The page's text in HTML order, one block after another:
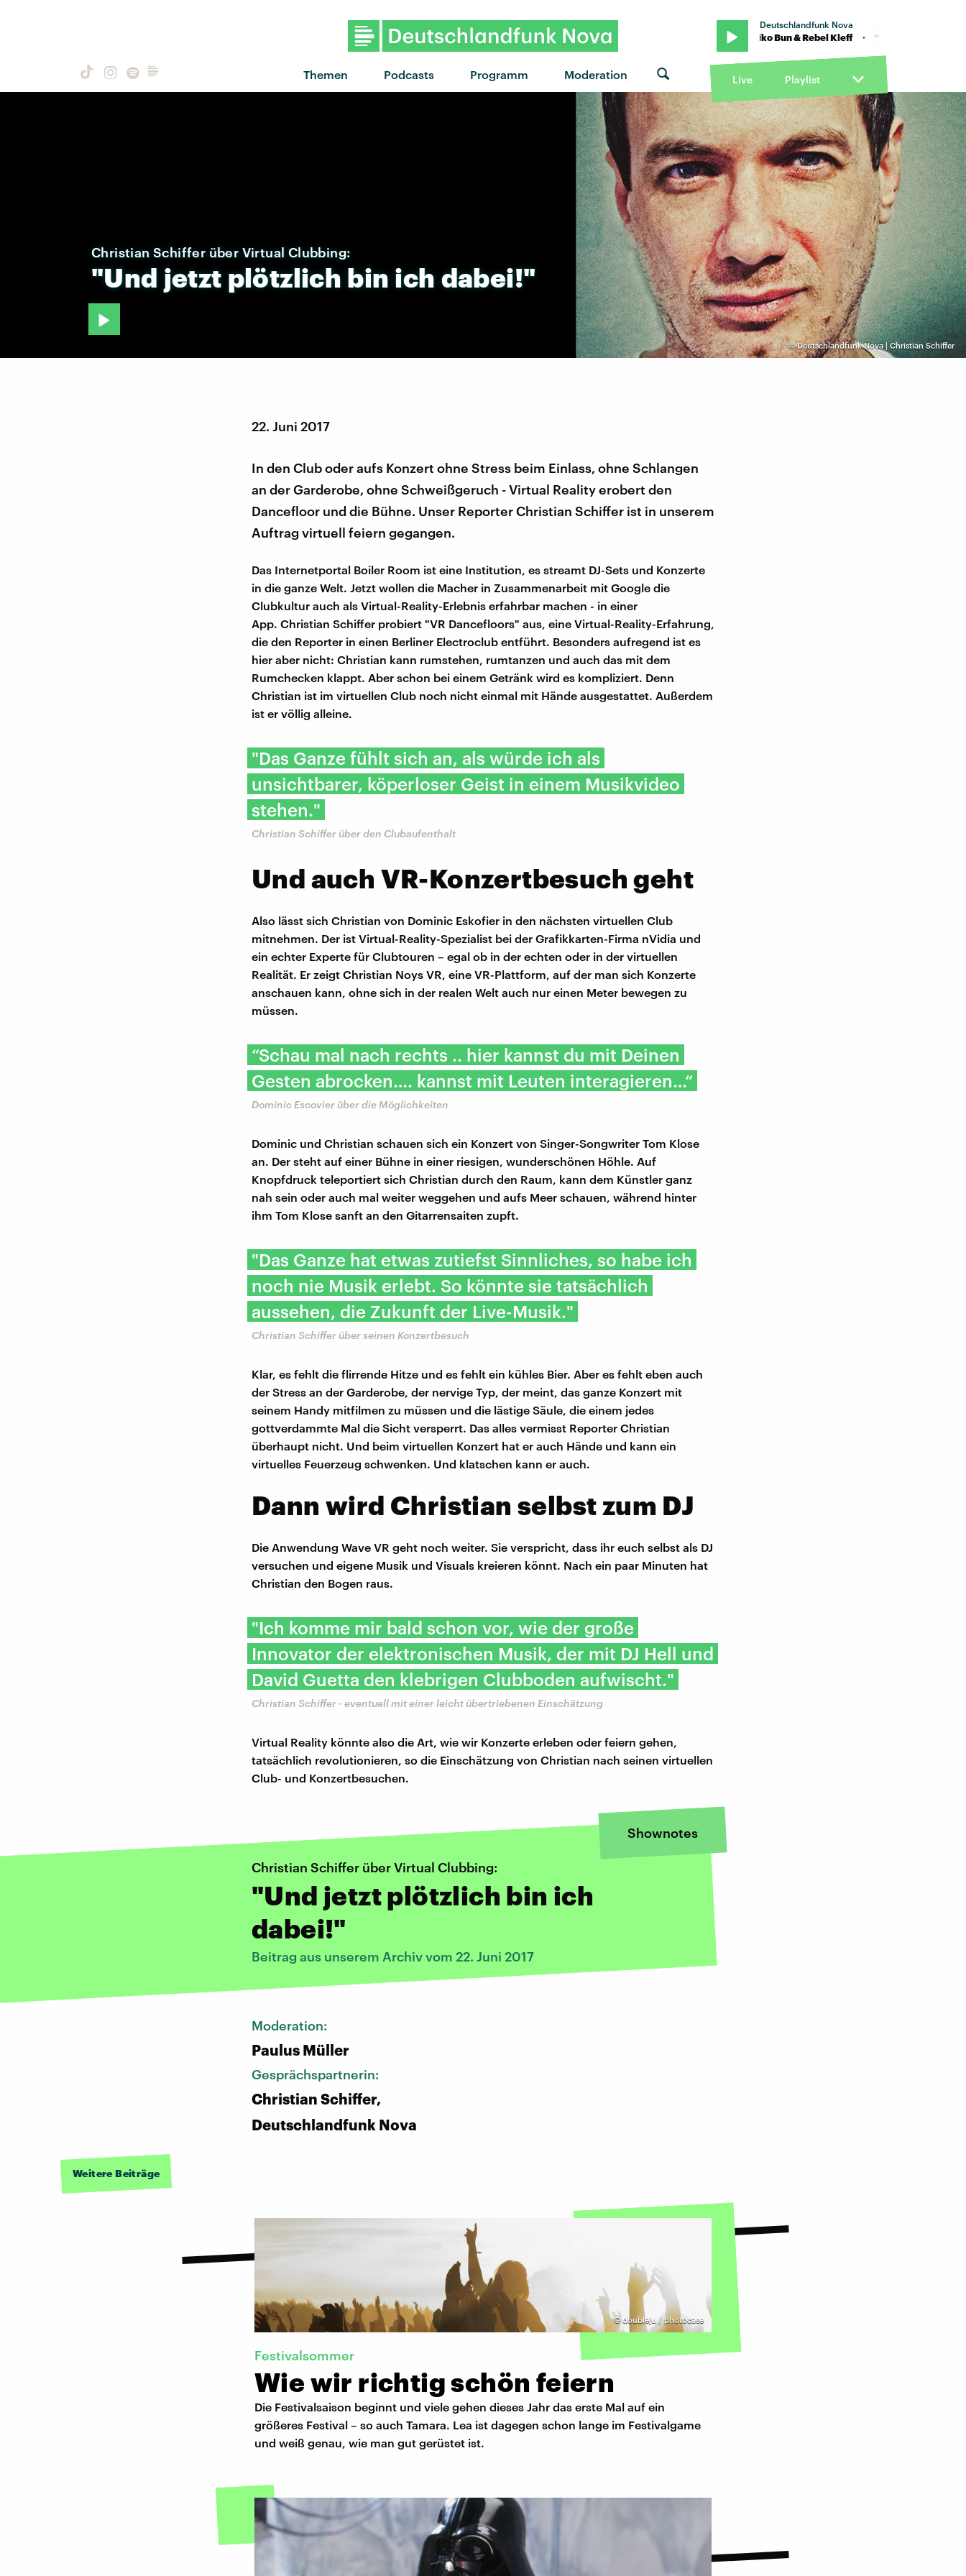
Themen Podcasts Programm Moderation
Deutschlandfunk Nova
"You don't know" von Loyle Carner feat. Kiko Bun & Rebel Kleff · "You don't know" von Loyle
Live Playlist
©Deutschlandfunk Nova | Christian Schiffer
Christian Schiffer über Virtual Clubbing:
"Und jetztplötzlich bin ich dabei!"
22. Juni 2017
In den Club oder aufs Konzert ohne Stress beim Einlass, ohne Schlangen
an der Garderobe, ohne Schweißgeruch - Virtual Reality erobert den
Dancefloor und die Bühne. Unser Reporter Christian Schiffer ist in unserem
Auftrag virtuell feiern gegangen.
Das Internetportal Boiler Room ist eine Institution, es streamt DJ-Sets und Konzerte
in die ganze Welt. Jetzt wollen die Macher in Zusammenarbeit mit Google die
Clubkultur auch als Virtual-Reality-Erlebnis erfahrbar machen - in einer
App. Christian Schiffer probiert "VR Dancefloors" aus, eine Virtual-Reality-Erfahrung,
die den Reporter in einen Berliner Electroclub entführt. Besonders aufregend ist es
hier aber nicht: Christian kann rumstehen, rumtanzen und auch das mit dem
Rumchecken klappt. Aber schon bei einem Getränk wird es kompliziert. Denn
Christian ist im virtuellen Club noch nicht einmal mit Hände ausgestattet. Außerdem
ist er völlig alleine.
"Das Ganze fühlt sich an, als würde ich als
unsichtbarer, köperloser Geist in einem Musikvideo
stehen."
Christian Schiffer über den Clubaufenthalt
Und auch VR-Konzertbesuch geht
Also lässt sich Christian von Dominic Eskofier in den nächsten virtuellen Club
mitnehmen. Der ist Virtual-Reality-Spezialist bei der Grafikkarten-Firma nVidia und
ein echter Experte für Clubtouren – egal ob in der echten oder in der virtuellen
Realität. Er zeigt Christian Noys VR, eine VR-Plattform, auf der man sich Konzerte
anschauen kann, ohne sich in der realen Welt auch nur einen Meter bewegen zu
müssen.
“Schau mal nach rechts .. hier kannst du mit Deinen
Gesten abrocken…. kannst mit Leuten interagieren…“
Dominic Escovier über die Möglichkeiten
Dominic und Christian schauen sich ein Konzert von Singer-Songwriter Tom Klose
an. Der steht auf einer Bühne in einer riesigen, wunderschönen Höhle. Auf
Knopfdruck teleportiert sich Christian durch den Raum, kann dem Künstler ganz
nah sein oder auch mal weiter weggehen und aufs Meer schauen, während hinter
ihm Tom Klose sanft an den Gitarrensaiten zupft.
"Das Ganze hat etwas zutiefst Sinnliches, so habe ich
noch nie Musik erlebt. So könnte sie tatsächlich
aussehen, die Zukunft der Live-Musik."
Christian Schiffer über seinen Konzertbesuch
Klar, es fehlt die flirrende Hitze und es fehlt ein kühles Bier. Aber es fehlt eben auch
der Stress an der Garderobe, der nervige Typ, der meint, das ganze Konzert mit
seinem Handy mitfilmen zu müssen und die lästige Säule, die einem jedes
gottverdammte Mal die Sicht versperrt. Das alles vermisst Reporter Christian
überhaupt nicht. Und beim virtuellen Konzert hat er auch Hände und kann ein
virtuelles Feuerzeug schwenken. Und klatschen kann er auch.
Dann wird Christian selbst zum DJ
Die Anwendung Wave VR geht noch weiter. Sie verspricht, dass ihr euch selbst als DJ
versuchen und eigene Musik und Visuals kreieren könnt. Nach ein paar Minuten hat
Christian den Bogen raus.
"Ich komme mir bald schon vor, wie der große
Innovator der elektronischen Musik, der mit DJ Hell und
David Guetta den klebrigen Clubboden aufwischt."
Christian Schiffer - eventuell mit einer leicht übertriebenen Einschätzung
Virtual Reality könnte also die Art, wie wir Konzerte erleben oder feiern gehen,
tatsächlich revolutionieren, so die Einschätzung von Christian nach seinen virtuellen
Club- und Konzertbesuchen.
Shownotes
Christian Schiffer über Virtual Clubbing:
"Und jetzt plötzlich bin ich
dabei!"
Beitrag aus unserem Archiv vom 22. Juni 2017
Moderation:
Paulus Müller
Gesprächspartnerin:
Christian Schiffer,
Deutschlandfunk Nova
Weitere Beiträge
© doubleju / photocase
Festivalsommer
Wie wir richtig schön feiern
Die Festivalsaison beginnt und viele gehen dieses Jahr das erste Mal auf ein
größeres Festival – so auch Tamara. Lea ist dagegen schon lange im Festivalgame
und weiß genau, wie man gut gerüstet ist.